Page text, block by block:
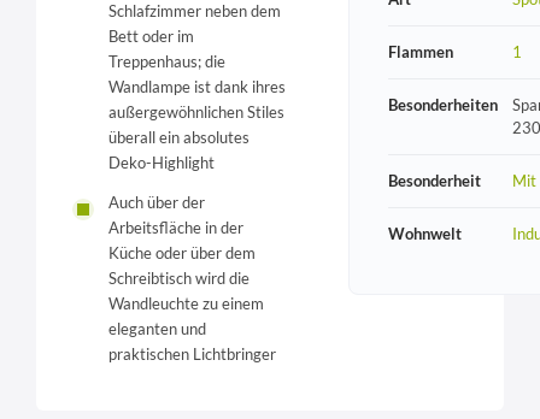
Schlafzimmer neben dem
Bett oder im
Treppenhaus; die
Wandlampe ist dank ihres
außergewöhnlichen Stiles
überall ein absolutes
Deko-Highlight
Auch über der
Arbeitsfläche in der
Küche oder über dem
Schreibtisch wird die
Wandleuchte zu einem
eleganten und
praktischen Lichtbringer
Flammen 1
Besonderheiten
Besonderheit Mit
Wohnwelt